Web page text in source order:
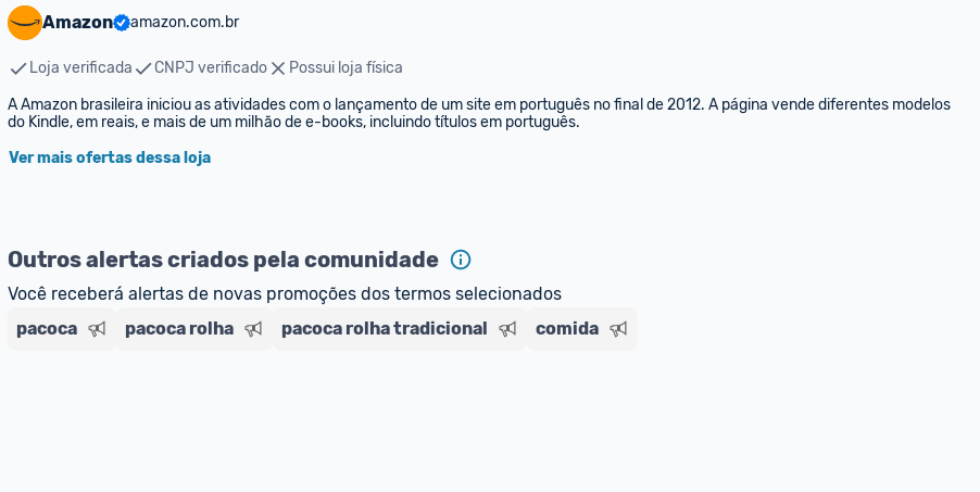
Amazon amazon.com.br
Loja verificada CNPJ verificado
Possui loja física
A Amazon brasileira iniciou as atividades com o lançamento de um site em português no final de 2012. A página vende diferentes modelos
do Kindle, em reais, e mais de um milhão de e-books, incluindo títulos em português.
Ver mais ofertas dessa loja
Outros alertas criados pela comunidade
Você receberá alertas de novas promoções dos termos selecionados
pacoca
pacoca rolha pacoca rolha tradicional comida